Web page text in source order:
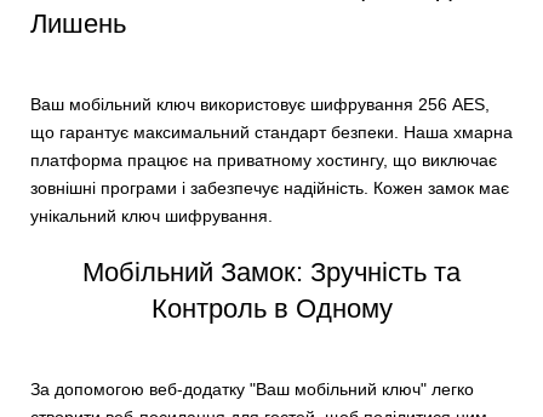
Лишень
Ваш мобільний ключ використовує шифрування 256 AES,
що гарантує максимальний стандарт безпеки. Наша хмарна
платформа працює на приватному хостингу, що виключає
зовнішні програми і забезпечує надійність. Кожен замок має
унікальний ключ шифрування.
Мобільний Замок: Зручність та
Контроль в Одному
За допомогою веб-додатку "Ваш мобільний ключ" легко